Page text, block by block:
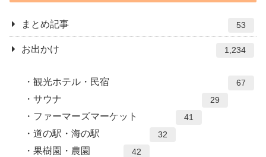
まとめ記事 53
お出かけ 1,234
観光ホテル・民宿 67
サウナ 29
ファーマーズマーケット 41
道の駅・海の駅 32
果樹園・農園 42